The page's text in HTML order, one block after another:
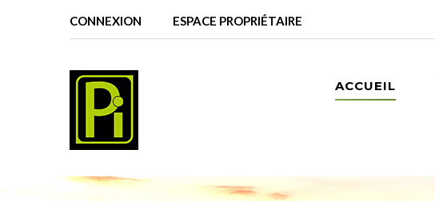
CONNEXION ESPACE PROPRIÉTAIRE
ACCUEIL